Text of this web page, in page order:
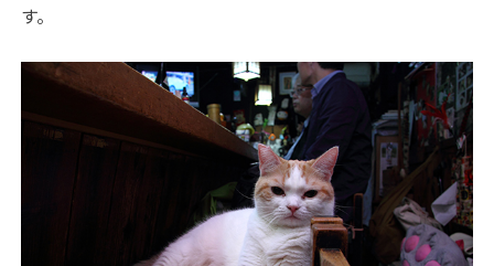
す。